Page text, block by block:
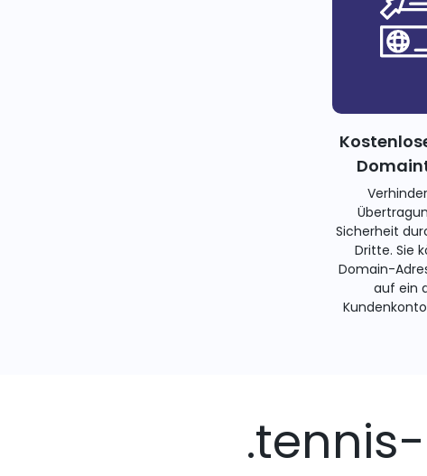
Sicherheit
Dritte. Sie
Domain-
auf ein